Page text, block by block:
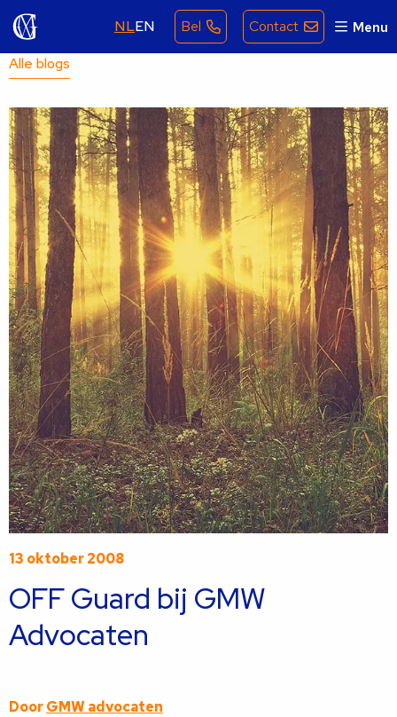
NLEN Bel Contact Menu
Alle blogs
13 oktober 2008
OFF Guard bij GMW
Advocaten
DoorGMW advocaten